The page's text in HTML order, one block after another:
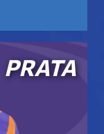
PRATA